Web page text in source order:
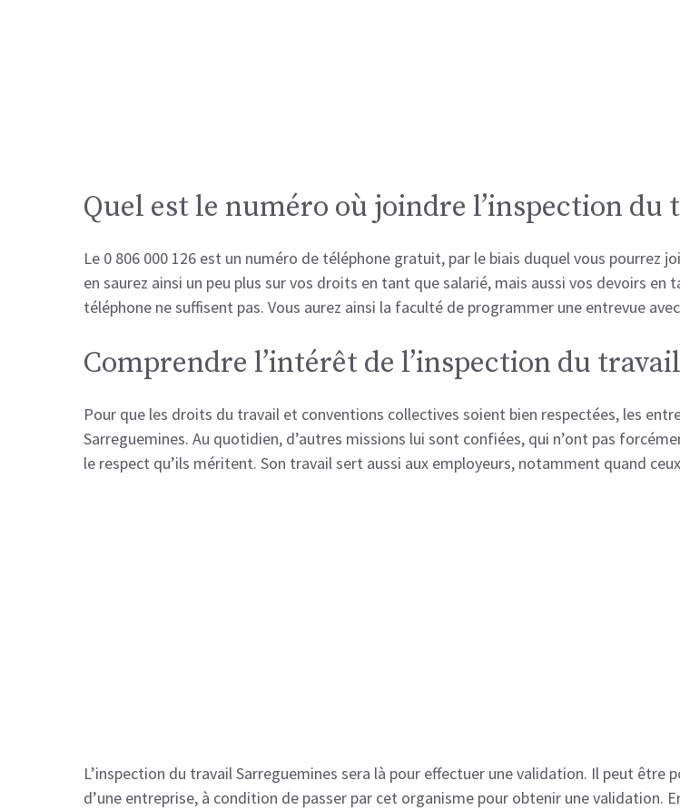
Quel est le numéro où joindre l’inspection du
Le 0 806 000 126 est un numéro de téléphone gratuit, par le biais duquel vous pourrez
en saurez ainsi un peu plus sur vos droits en tant que salarié, mais aussi vos devoirs
téléphone ne suffisent pas. Vous aurez ainsi la faculté de programmer une entrevue
Comprendre l’intérêt de l’inspection du
Pour que les droits du travail et conventions collectives soient bien respectées, les
Sarreguemines. Au quotidien, d’autres missions lui sont confiées, qui n’ont pas
le respect qu’ils méritent. Son travail sert aussi aux employeurs, notamment quand
L’inspection du travail Sarreguemines sera là pour effectuer une validation. Il peut
d’une entreprise, à condition de passer par cet organisme pour obtenir une validation.